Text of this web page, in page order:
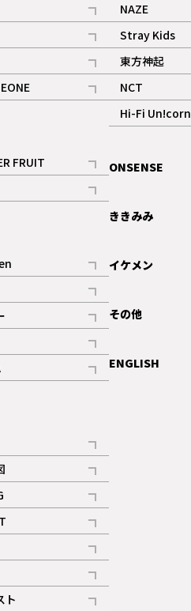
ー
ー
ー
FRUIT
ー
ト
NAZE
記事
Stray Kids
記事
東方神起
記事
NCT
記事
Hi-Fi Un!corn
記事
ONSENSE
ききみみ
イケメン
その他
ENGLISH